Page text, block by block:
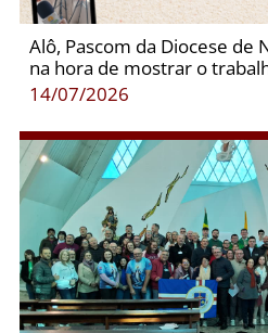
Alô, Pascom da Diocese de
na hora de mostrar o
14/07/2026